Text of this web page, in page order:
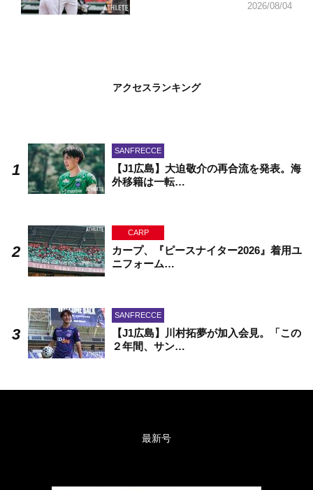
2026/08/04
アクセスランキング
SANFRECCE
【J1広島】大迫敬介の再合流を発表。海
外移籍は一転…
CARP
カープ、『ピースナイター2026』着用ユ
ニフォーム…
SANFRECCE
【J1広島】川村拓夢が加入会見。「この
２年間、サン…
最新号